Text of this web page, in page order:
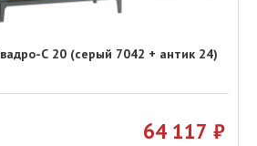
С 20 (серый 7042 + антик 24)
64 117